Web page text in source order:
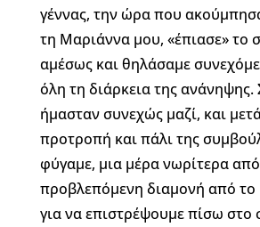
γέννας, την ώρα που
τη Μαριάννα μου, «έπιασε» το
αμέσως και θηλάσαμε
όλη τη διάρκεια της ανάνηψης.
ήμασταν συνεχώς μαζί, και
προτροπή και πάλι της
φύγαμε, μια μέρα νωρίτερα
προβλεπόμενη διαμονή από το
για να επιστρέψουμε πίσω στο